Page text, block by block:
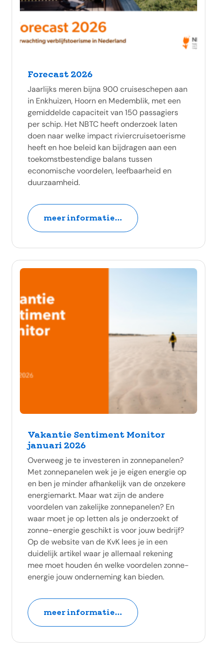
Forecast 2026
Jaarlijks meren bijna 900 cruiseschepen aan
in Enkhuizen, Hoorn en Medemblik, met een
gemiddelde capaciteit van 150 passagiers
per schip. Het NBTC heeft onderzoek laten
doen naar welke impact riviercruisetoerisme
heeft en hoe beleid kan bijdragen aan een
toekomstbestendige balans tussen
economische voordelen, leefbaarheid en
duurzaamheid.
meer informatie...
Vakantie Sentiment Monitor
januari 2026
Overweeg je te investeren in zonnepanelen?
Met zonnepanelen wek je je eigen energie op
en ben je minder afhankelijk van de onzekere
energiemarkt. Maar wat zijn de andere
voordelen van zakelijke zonnepanelen? En
waar moet je op letten als je onderzoekt of
zonne-energie geschikt is voor jouw bedrijf?
Op de website van de KvK lees je in een
duidelijk artikel waar je allemaal rekening
mee moet houden én welke voordelen zonne-
energie jouw onderneming kan bieden.
meer informatie...